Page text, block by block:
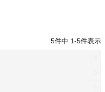
5件中 1-5件表示